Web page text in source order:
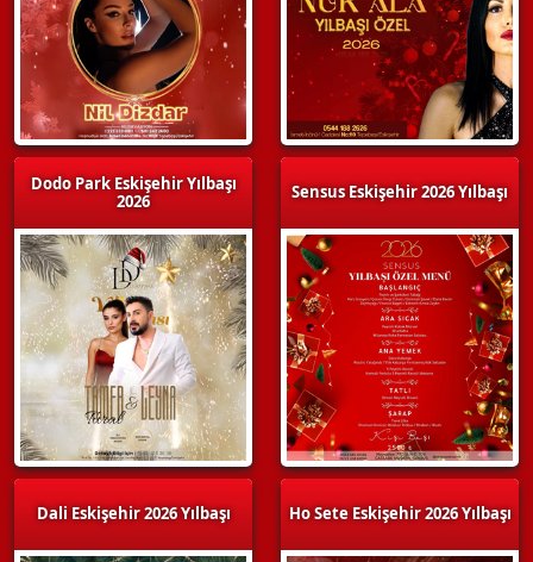
Dodo Park Eskişehir Yılbaşı
2026
Dali Eskişehir 2026 Yılbaşı
Sensus Eskişehir 2026 Yılbaşı
Ho Sete Eskişehir 2026 Yılbaşı